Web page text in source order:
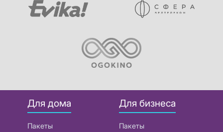
Для дома
Пакеты
Для бизнеса
Пакеты